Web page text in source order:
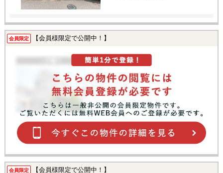
会員限定 【会員様限定で公開中！】
会員限定 【会員様限定で公開中！】